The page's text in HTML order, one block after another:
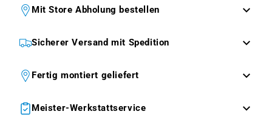
Mit Store Abholung bestellen
Sicherer Versand mit Spedition
Fertig montiert geliefert
Meister-Werkstattservice